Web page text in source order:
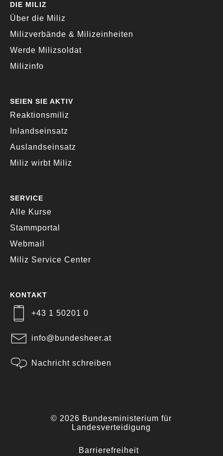
DIE MILIZ
Über die Miliz
Milizverbände & Milizeinheiten
Werde Milizsoldat
Milizinfo
SEIEN SIE AKTIV
Reaktionsmiliz
Inlandseinsatz
Auslandseinsatz
Miliz wirbt Miliz
SERVICE
Alle Kurse
Stammportal
Webmail
Miliz Service Center
KONTAKT
+43 1 50201 0
info@bundesheer.at
Nachricht schreiben
© 2026 Bundesministerium für
Landesverteidigung
Barrierefreiheit